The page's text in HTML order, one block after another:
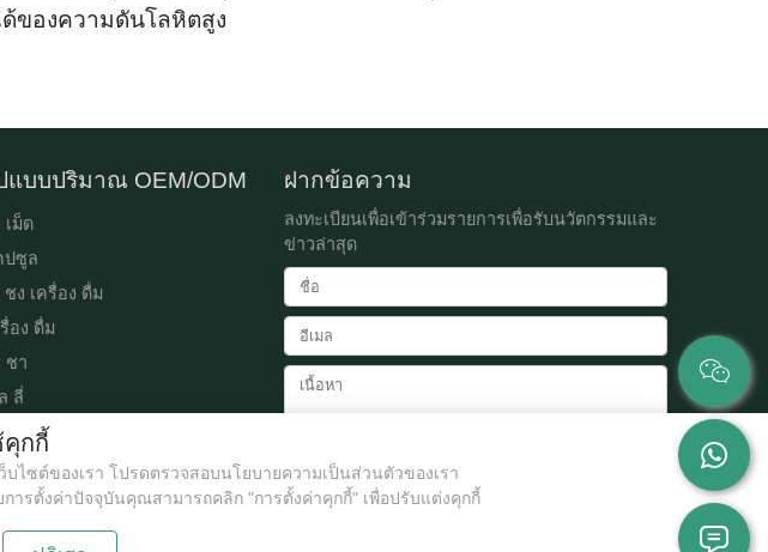
ของความดันโลหิตสูง
คุกกี้
ไซต์ของเรา โปรดตรวจสอบนโยบายความเป็นส่วนตัวของเรา
ารตั้งค่าปัจจุบันคุณสามารถคลิก "การตั้งค่าคุกกี้" เพื่อปรับแต่งคุกกี้
แบบปริมาณ OEM/ODM
เม็ด
ปซูล
ชง เครื่อง ดื่ม
อง ดื่ม
ชา
ลี่
ฝากข้อความ
ลงทะเบียนเพื่อเข้าร่วมรายการเพื่อรับนวัตกรรมและ
ข่าวล่าสุด
ส่ง